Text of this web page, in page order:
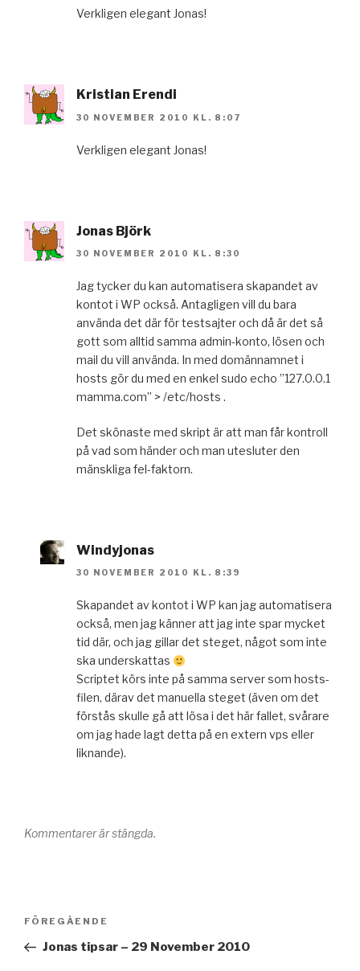
Verkligen elegant Jonas!
Kristian Erendi
30 NOVEMBER 2010 KL. 8:07
Verkligen elegant Jonas!
Jonas Björk
30 NOVEMBER 2010 KL. 8:30
Jag tycker du kan automatisera skapandet av
kontot i WP också. Antagligen vill du bara
använda det där för testsajter och då är det så
gott som alltid samma admin-konto, lösen och
mail du vill använda. In med domännamnet i
hosts gör du med en enkel sudo echo ”127.0.0.1
mamma.com” > /etc/hosts .
Det skönaste med skript är att man får kontroll
på vad som händer och man utesluter den
mänskliga fel-faktorn.
Windyjonas
30 NOVEMBER 2010 KL. 8:39
Skapandet av kontot i WP kan jag automatisera
också, men jag känner att jag inte spar mycket
tid där, och jag gillar det steget, något som inte
ska underskattas
Scriptet körs inte på samma server som hosts-
filen, därav det manuella steget (även om det
förstås skulle gå att lösa i det här fallet, svårare
om jag hade lagt detta på en extern vps eller
liknande).
Kommentarer är stängda.
Inläggsnavigering
Föregående
inlägg
FÖREGÅENDE
Jonas tipsar – 29 November 2010